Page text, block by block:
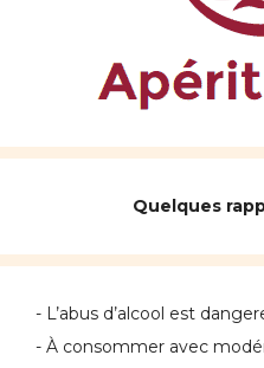
Quelques
- L’abus d’alcool est
- À consommer avec